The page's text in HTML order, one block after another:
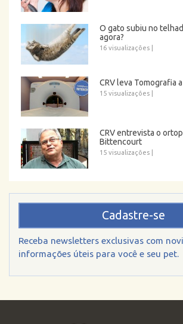
O gato subiu no
agora?
16 visualizações
CRV leva Tomografia
15 visualizações
CRV entrevista o
Bittencourt
15 visualizações
Cadastre-se
Receba newsletters exclusivas com
informações úteis para você e seu pet.